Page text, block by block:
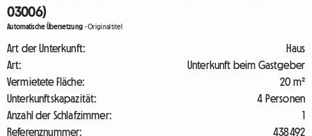
03006)
Automatische Übersetzung -Originaltitel
Art der Unterkunft:
Haus
Art:
Unterkunft beim Gastgeber
Vermietete Fläche:
20 m²
Unterkunftskapazität:
4 Personen
Anzahl der Schlafzimmer:
1
Referenznummer:
438492